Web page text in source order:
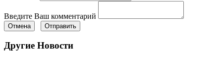
Введите Ваш комментарий
Отмена Отправить
Другие Новости